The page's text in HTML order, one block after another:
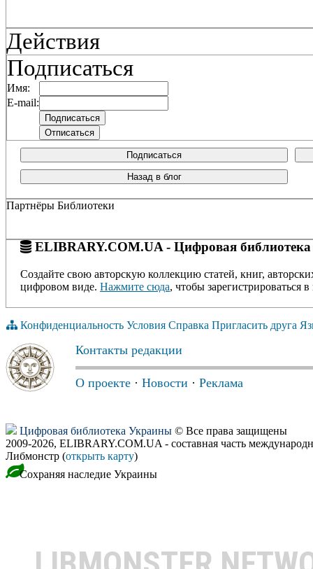
Действия
Подписаться
Имя:
E-mail:
Подписаться
Назад в блог
Партнёры Библиотеки
ELIBRARY.COM.UA - Цифровая библиотека
Создайте свою авторскую коллекцию статей, книг,
цифровом виде. Нажмите сюда, чтобы зарегистрироваться в
Конфиденциальность Условия Справка Пригласить друга
Контакты редакции
О проекте · Новости · Реклама
Цифровая библиотека Украины © Все права защищены
2009-2026, ELIBRARY.COM.UA - составная часть
Либмонстр (открыть карту)
Сохраняя наследие Украины